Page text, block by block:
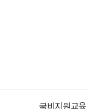
국비지원교육